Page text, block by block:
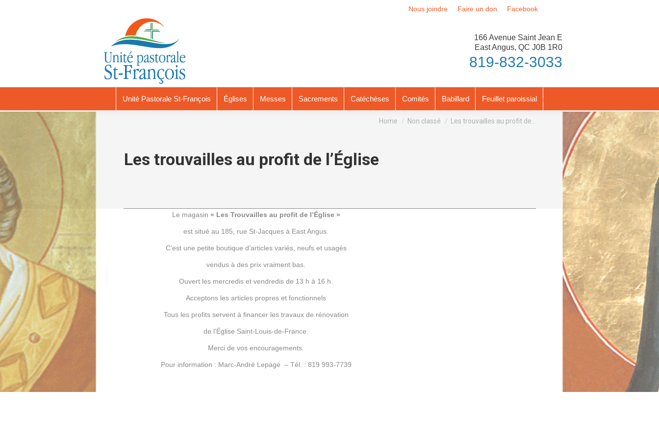
Nous joindre Faire un don Facebook
166 Avenue Saint Jean E
East Angus, QC J0B 1R0
819-832-3033
Unité Pastorale St-François Églises Messes Sacrements Catéchèses Comités Babillard Feuillet paroissial
Les trouvailles au profit de l’Église
You are here:
Home Non classé Les trouvailles au profit de…
Le magasin « Les Trouvailles au profit de l’Église »
est situé au 185, rue St-Jacques à East Angus.
C’est une petite boutique d’articles variés, neufs et usagés
vendus à des prix vraiment bas.
Ouvert les mercredis et vendredis de 13 h à 16 h.
Acceptons les articles propres et fonctionnels
Tous les profits servent à financer les travaux de rénovation
de l’Église Saint-Louis-de-France.
Merci de vos encouragements.
Pour information : Marc-André Lepage – Tél. : 819 993-7739